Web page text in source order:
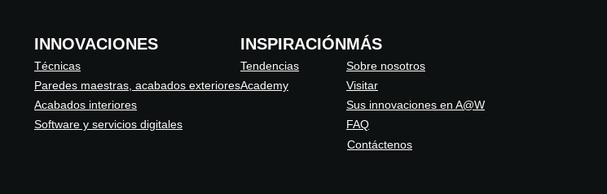
INNOVACIONES
Técnicas
Paredes maestras, acabados exteriores
Acabados interiores
Software y servicios digitales
INSPIRACIÓN
Tendencias
Academy
MÁS
Sobre nosotros
Visitar
Sus innovaciones en A@W
FAQ
Contáctenos